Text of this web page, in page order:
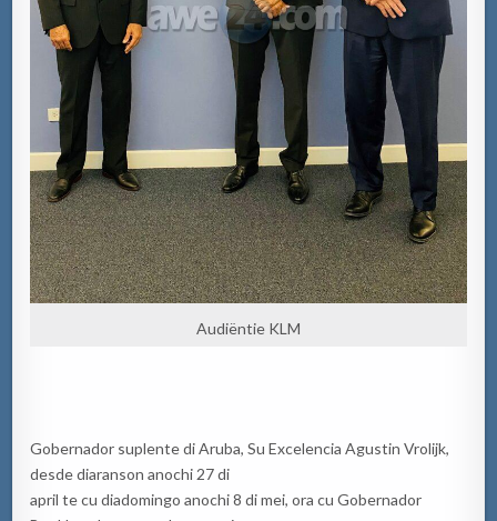
Audiëntie KLM
Gobernador suplente di Aruba, Su Excelencia Agustin Vrolijk,
desde diaranson anochi 27 di
april te cu diadomingo anochi 8 di mei, ora cu Gobernador